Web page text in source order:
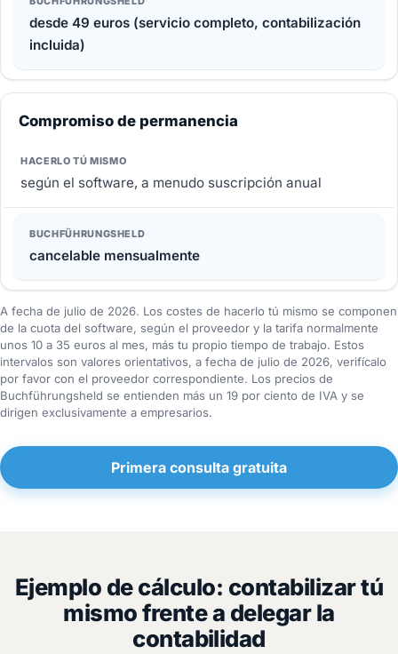
desde 49 euros (servicio completo, contabilización
incluida)
Compromiso de permanencia
según el software, a menudo suscripción anual
cancelable mensualmente
A fecha de julio de 2026. Los costes de hacerlo tú mismo se componen
de la cuota del software, según el proveedor y la tarifa normalmente
unos 10 a 35 euros al mes, más tu propio tiempo de trabajo. Estos
intervalos son valores orientativos, a fecha de julio de 2026, verifícalo
por favor con el proveedor correspondiente. Los precios de
Buchführungsheld se entienden más un 19 por ciento de IVA y se
dirigen exclusivamente a empresarios.
Primera consulta gratuita
Ejemplo de cálculo: contabilizar tú
mismo frente a delegar la
contabilidad